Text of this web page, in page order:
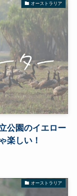
オーストラリア
公園のイエロー
楽しい！
オーストラリア